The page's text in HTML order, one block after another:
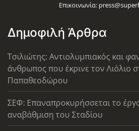
Επικοινωνία:
Δημοφιλή Άρθρα
Τσιλιώτης: Αντιολυμπιακός και
άνθρωπος που έκρινε τον Λιόλιο
Παπαθεοδώρου
ΣΕΦ: Επαναπροκυρήσσεται το
αναβάθμιση του Σταδίου